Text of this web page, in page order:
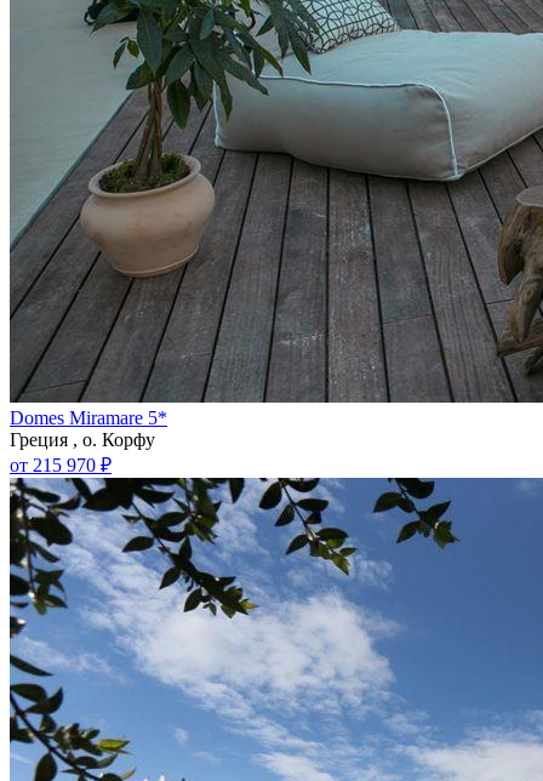
Domes Miramare 5*
Греция , о. Корфу
от 215 970 ₽